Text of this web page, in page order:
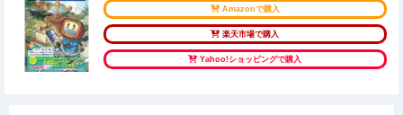
Amazonで購入
楽天市場で購入
Yahoo!ショッピングで購入